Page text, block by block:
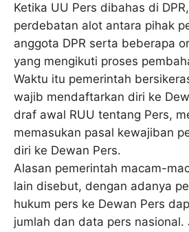
Ketika UU Pers dibahas di
perdebatan alot antara pihak
anggota DPR serta beberapa
yang mengikuti proses
Waktu itu pemerintah
wajib mendaftarkan diri ke
draf awal RUU tentang Pers,
memasukan pasal kewajiban
diri ke Dewan Pers.
Alasan pemerintah macam-
lain disebut, dengan adanya
hukum pers ke Dewan Pers
jumlah dan data pers nasional.